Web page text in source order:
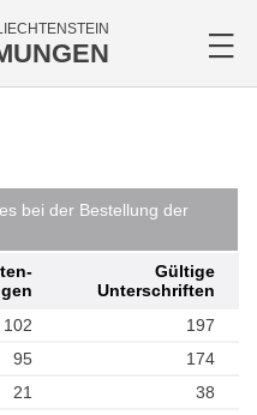
bei der Bestellung der
Gültige
Unterschriften
102
197
95
174
21
38